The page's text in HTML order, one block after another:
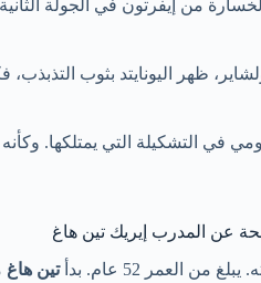
من إيفرتون في الجولة الثانية
ظهر اليونايتد بثوب التذبذب،
في التشكيلة التي يمتلكها.
عن المدرب إيريك تين هاغ
تين هاغ